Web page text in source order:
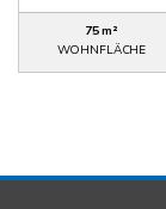
75 m²
WOHNFLÄCHE